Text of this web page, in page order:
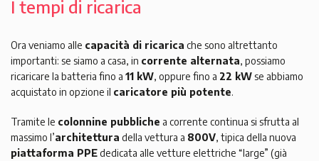
I tempi di ricarica
Ora veniamo alle capacità di ricarica che sono altrettanto
importanti: se siamo a casa, in corrente alternata, possiamo
ricaricare la batteria fino a 11 kW, oppure fino a 22 kWse abbiamo
acquistato in opzione il caricatore più potente.
Tramite le colonnine pubbliche a corrente continua si sfrutta al
massimo l’architettura della vettura a 800V, tipica della nuova
piattaforma PPEdedicata alle vetture elettriche “large” (già